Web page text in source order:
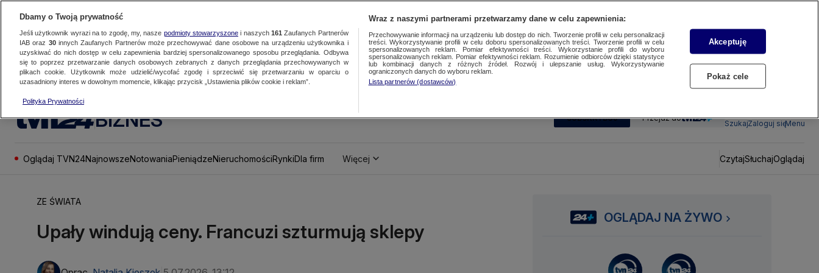
BIZNES SUBSKRYBUJ Przejdź do
SzukajZaloguj sięMenu
Oglądaj TVN24NajnowszeNotowaniaPieniądzeNieruchomościRynkiDla firm Więcej CzytajSłuchajOglądaj
ZE ŚWIATA
Upały windują ceny. Francuzi szturmują sklepy
OGLĄDAJ NA ŻYWO
Dbamy o Twoją prywatność
Jeśli użytkownik wyrazi na to zgodę, my, nasze podmioty stowarzyszonei naszych 161 Zaufanych Partnerów
IAB oraz 30innych Zaufanych Partnerów może przechowywać dane osobowe na urządzeniu użytkownika i
uzyskiwać do nich dostęp w celu zapewnienia bardziej spersonalizowanego sposobu przeglądania. Odbywa
się to poprzez przetwarzanie danych osobowych zebranych z danych przeglądania przechowywanych w
plikach cookie. Użytkownik może udzielić/wycofać zgodę i sprzeciwić się przetwarzaniu w oparciu o
uzasadniony interes w dowolnym momencie, klikając przycisk „Ustawienia plików cookie i reklam”.
Polityka Prywatności
Wraz z naszymi partnerami przetwarzamy dane w celu zapewnienia:
Przechowywanie informacji na urządzeniu lub dostęp do nich. Tworzenie profili w celu personalizacji
treści. Wykorzystywanie profili w celu doboru spersonalizowanych treści. Tworzenie profili w celu
spersonalizowanych reklam. Pomiar efektywności treści. Wykorzystanie profili do wyboru
spersonalizowanych reklam. Pomiar efektywności reklam. Rozumienie odbiorców dzięki statystyce
lub kombinacji danych z różnych źródeł. Rozwój i ulepszanie usług. Wykorzystywanie
ograniczonych danych do wyboru reklam.
Lista partnerów (dostawców)
Akceptuję
Pokaż cele